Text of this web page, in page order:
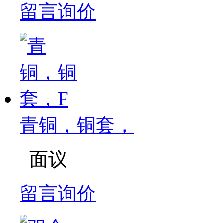
留言询价
青铜，铜套，
面议
留言询价